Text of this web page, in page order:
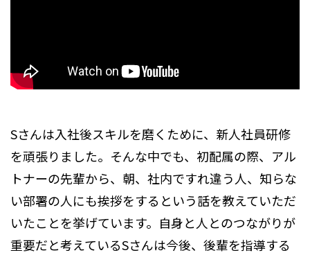
Sさんは入社後スキルを磨くために、新人社員研修
を頑張りました。そんな中でも、初配属の際、アル
トナーの先輩から、朝、社内ですれ違う人、知らな
い部署の人にも挨拶をするという話を教えていただ
いたことを挙げています。自身と人とのつながりが
重要だと考えているSさんは今後、後輩を指導する